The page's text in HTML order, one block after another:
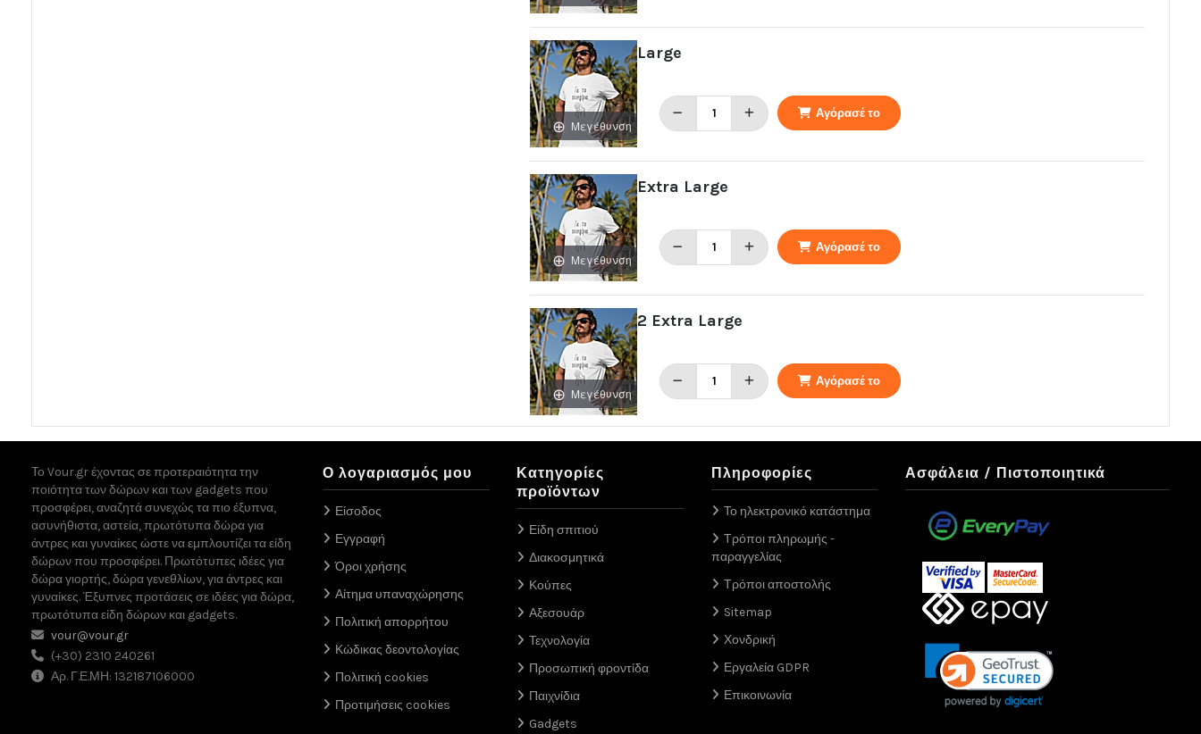
Μεγέθυνση
Large
Αγόρασέ το
Μεγέθυνση
Extra Large
Αγόρασέ το
Μεγέθυνση
2 Extra Large
Αγόρασέ το
Το Vour.gr έχοντας σε προτεραιότητα την
ποιότητα των δώρων και των gadgets που
προσφέρει, αναζητά συνεχώς τα πιο έξυπνα,
ασυνήθιστα, αστεία, πρωτότυπα δώρα για
άντρες και γυναίκες ώστε να εμπλουτίζει τα είδη
δώρων που προσφέρει. Πρωτότυπες ιδέες για
δώρα γιορτής, δώρα γενεθλίων, για άντρες και
γυναίκες. Έξυπνες προτάσεις σε ιδέες για δώρα,
πρωτότυπα είδη δώρων και gadgets.
vour@vour.gr
(+30) 2310 240261
Αρ. Γ.Ε.ΜΗ: 132187106000
Ο λογαριασμός μου
Είσοδος
Εγγραφή
Όροι χρήσης
Αίτημα υπαναχώρησης
Πολιτική απορρήτου
Κώδικας δεοντολογίας
Πολιτική cookies
Προτιμήσεις cookies
Κατηγορίες
προϊόντων
Είδη σπιτιού
Διακοσμητικά
Κούπες
Αξεσουάρ
Τεχνολογία
Προσωπική φροντίδα
Παιχνίδια
Gadgets
Πληροφορίες
Το ηλεκτρονικό κατάστημα
Τρόποι πληρωμής -
παραγγελίας
Τρόποι αποστολής
Sitemap
Χονδρική
Εργαλεία GDPR
Επικοινωνία
Ασφάλεια / Πιστοποιητικά